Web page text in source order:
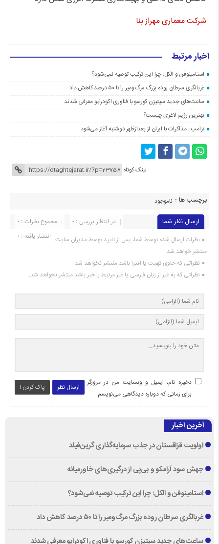
شرکت معماری مهراز بنا
اخبار مرتبط
استامینوفن و الکل؛ چرا این ترکیب توصیه نمی‌شود؟
غربالگری سرطان روده بزرگ مرگ‌ومیر را تا ۵۰ درصد کاهش داد
ساعت‌های جدید سیتیزن کورسو با فناوری اکودرایو معرفی شدند
بهترین رژیم لاغری چیست؟
ترامپ : مذاکرات با ایران از بعدازظهر دوشنبه آغاز می‌شود
لینک کوتاه
برچسب ها : ناموجود
ارسال نظر شما مجموع نظرات : 0
در انتظار بررسی : 0
انتشار یافته : 0 نظرات ارسال شده توسط شما، پس از تایید توسط مدیران سایت
منتشر خواهد شد.
نظراتی که حاوی تهمت یا افترا باشد منتشر نخواهد شد.
نظراتی که به غیر از زبان فارسی یا غیر مرتبط با خبر باشد منتشر نخواهد شد.
ارسال نظر پاک کردن !
ذخیره نام، ایمیل و وبسایت من در مرورگر
برای زمانی که دوباره دیدگاهی می‌نویسم.
آخرین اخبار
اولویت قزاقستان در جذب سرمایه‌گذاری گرین‌فیلد
جهش سود آرامکو و بی‌پی از درگیری‌های خاورمیانه
استامینوفن و الکل؛ چرا این ترکیب توصیه نمی‌شود؟
غربالگری سرطان روده بزرگ مرگ‌ومیر را تا ۵۰ درصد کاهش داد
ساعت‌های جدید سیتیزن کورسو با فناوری اکودرایو معرفی شدند